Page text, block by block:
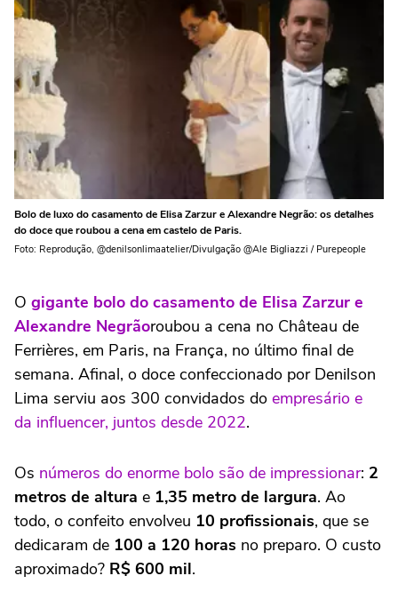
Bolo de luxo do casamento de Elisa Zarzur e Alexandre Negrão: os detalhes
do doce que roubou a cena em castelo de Paris.
Foto: Reprodução, @denilsonlimaatelier/Divulgação @Ale Bigliazzi / Purepeople
O gigante bolo do casamento de Elisa Zarzur e
Alexandre Negrãoroubou a cena no Château de
Ferrières, em Paris, na França, no último final de
semana. Afinal, o doce confeccionado por Denilson
Lima serviu aos 300 convidados do empresário e
da influencer, juntos desde 2022.
Os números do enorme bolo são de impressionar: 2
metros de altura e 1,35 metro de largura. Ao
todo, o confeito envolveu 10 profissionais, que se
dedicaram de 100 a 120 horas no preparo. O custo
aproximado? R$ 600 mil.